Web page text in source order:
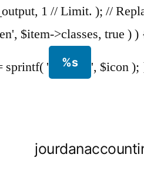
1 // Limit. ); //
$item->classes, true )
sprintf( ' %s
', $icon );